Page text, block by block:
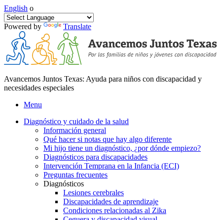
English o
Powered by Translate
Avancemos Juntos Texas: Ayuda para niños con discapacidad y
necesidades especiales
Menu
Diagnóstico y cuidado de la salud
Información general
Qué hacer si notas que hay algo diferente
Mi hijo tiene un diagnóstico, ¿por dónde empiezo?
Diagnósticos para discapacidades
Intervención Temprana en la Infancia (ECI)
Preguntas frecuentes
Diagnósticos
Lesiones cerebrales
Discapacidades de aprendizaje
Condiciones relacionadas al Zika